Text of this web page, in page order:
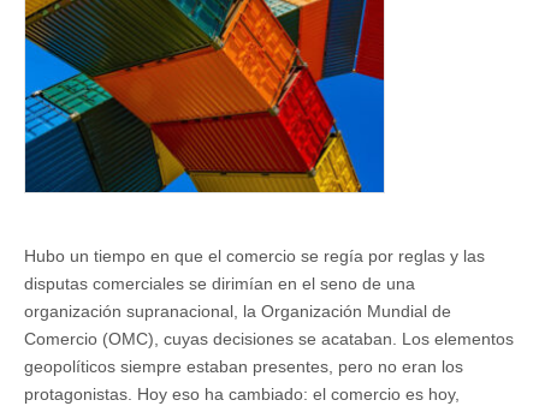
Hubo un tiempo en que el comercio se regía por reglas y las
disputas comerciales se dirimían en el seno de una
organización supranacional, la Organización Mundial de
Comercio (OMC), cuyas decisiones se acataban. Los elementos
geopolíticos siempre estaban presentes, pero no eran los
protagonistas. Hoy eso ha cambiado: el comercio es hoy,